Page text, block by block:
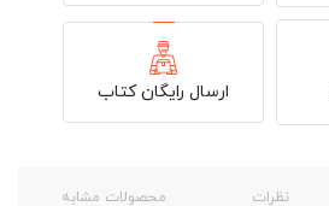
ارسال رایگان کتاب
نظرات محصولات مشابه